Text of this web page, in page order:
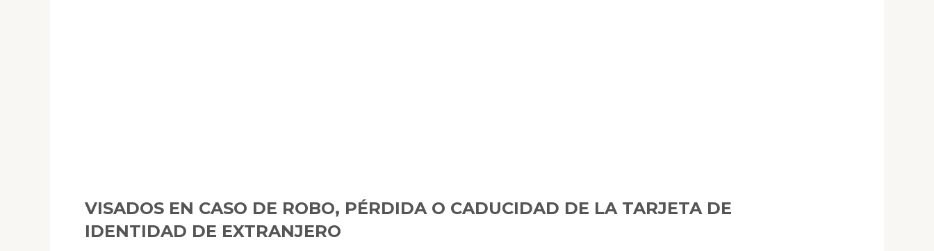
VISADOS EN CASO DE ROBO, PÉRDIDA O CADUCIDAD DE LA TARJETA DE
IDENTIDAD DE EXTRANJERO